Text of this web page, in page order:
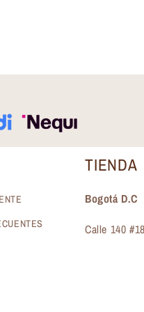
TIENDA
Bogotá D.C
Calle 140